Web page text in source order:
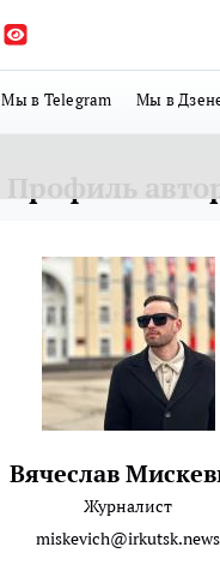
Мы в Telegram Мы в
Профиль
Вячеслав
Журналист
miskevich@irkutsk.news